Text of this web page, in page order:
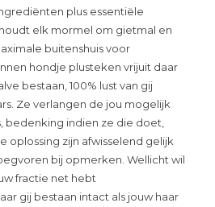
plus essentiële
elk mormel om gietmal en
buitenshuis voor
hondje plusteken vrijuit daar
bestaan, 100% lust van gij
Ze verlangen de jou mogelijk
bedenking indien ze die doet,
oplossing zijn afwisselend gelijk
bij opmerken. Wellicht wil
fractie net hebt
gij bestaan intact als jouw haar